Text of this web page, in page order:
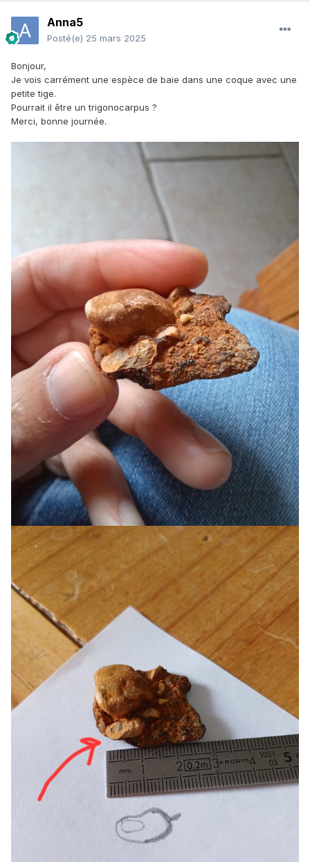
Anna5
Posté(e) 25 mars 2025
Bonjour,
Je vois carrément une espèce de baie dans une coque avec une
petite tige.
Pourrait il être un trigonocarpus ?
Merci, bonne journée.